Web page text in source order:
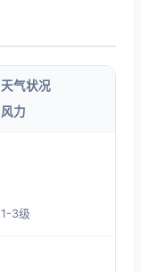
06:00
09:00
天气状况
风力
1-3级